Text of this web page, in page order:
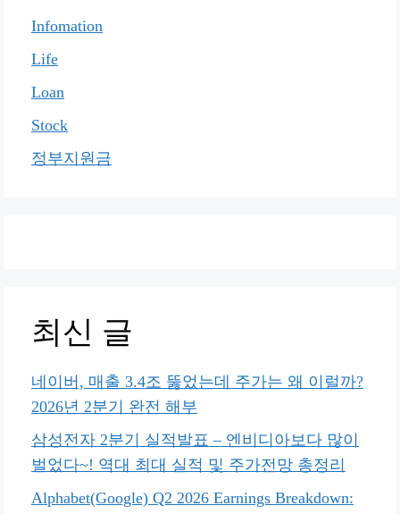
Infomation
Life
Loan
Stock
정부지원금
최신 글
네이버, 매출 3.4조 뚫었는데 주가는 왜 이럴까?
2026년 2분기 완전 해부
삼성전자 2분기 실적발표 – 엔비디아보다 많이
벌었다~! 역대 최대 실적 및 주가전망 총정리
Alphabet(Google) Q2 2026 Earnings Breakdown: